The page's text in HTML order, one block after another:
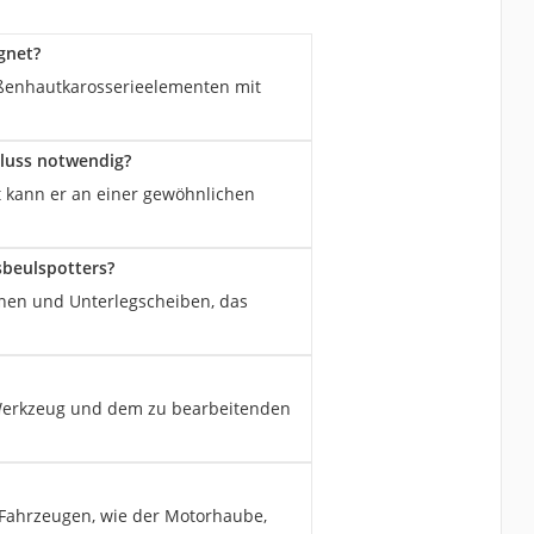
mit
notwendig?
kann er an einer gewöhnlichen
und Unterlegscheiben, das
und dem zu bearbeitenden
wie der Motorhaube,